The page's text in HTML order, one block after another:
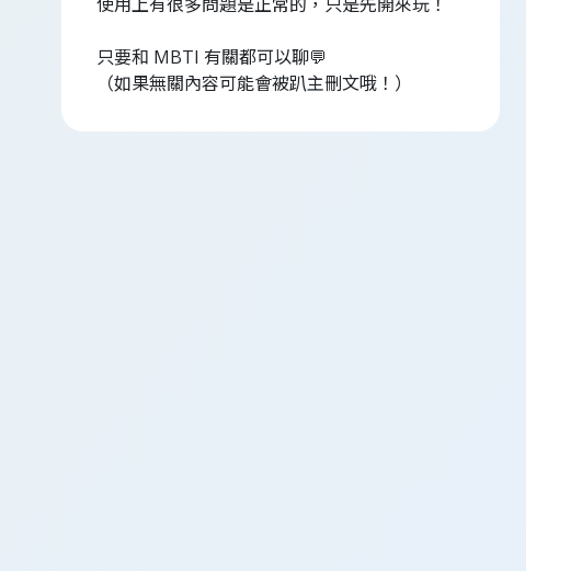
只要和 MBTI 有關都可以聊💬
（如果無關內容可能會被趴主刪文哦！）